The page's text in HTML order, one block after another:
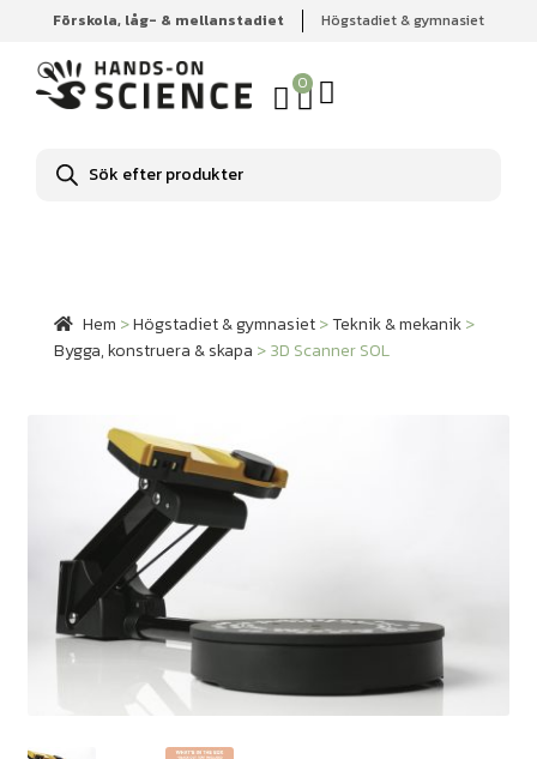
Förskola, låg- & mellanstadiet Högstadiet & gymnasiet
0
Produktsökning
Hem Högstadiet & gymnasiet Teknik & mekanik
Bygga,
konstruera & skapa
3D Scanner SOL
Hem >Högstadiet & gymnasiet>Teknik & mekanik>
Bygga, konstruera & skapa >3D Scanner SOL